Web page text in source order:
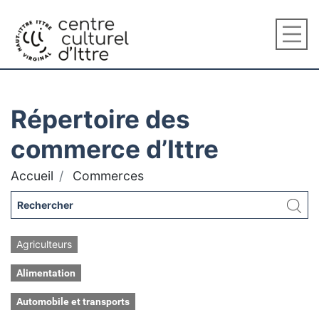
Répertoire des
commerce d’Ittre
Accueil Commerces
Agriculteurs
Alimentation
Automobile et transports